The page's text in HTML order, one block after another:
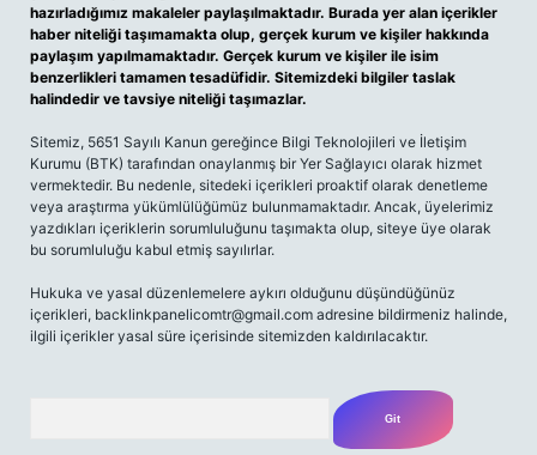
hazırladığımız makaleler paylaşılmaktadır. Burada yer alan içerikler
haber niteliği taşımamakta olup, gerçek kurum ve kişiler hakkında
paylaşım yapılmamaktadır. Gerçek kurum ve kişiler ile isim
benzerlikleri tamamen tesadüfidir. Sitemizdeki bilgiler taslak
halindedir ve tavsiye niteliği taşımazlar.
Sitemiz, 5651 Sayılı Kanun gereğince Bilgi Teknolojileri ve İletişim
Kurumu (BTK) tarafından onaylanmış bir Yer Sağlayıcı olarak hizmet
vermektedir. Bu nedenle, sitedeki içerikleri proaktif olarak denetleme
veya araştırma yükümlülüğümüz bulunmamaktadır. Ancak, üyelerimiz
yazdıkları içeriklerin sorumluluğunu taşımakta olup, siteye üye olarak
bu sorumluluğu kabul etmiş sayılırlar.
Hukuka ve yasal düzenlemelere aykırı olduğunu düşündüğünüz
içerikleri, backlinkpanelicomtr@gmail.com adresine bildirmeniz halinde,
ilgili içerikler yasal süre içerisinde sitemizden kaldırılacaktır.